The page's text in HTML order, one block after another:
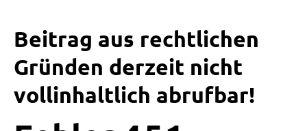
Beitrag aus rechtlichen
Gründen derzeit nicht
vollinhaltlich abrufbar!